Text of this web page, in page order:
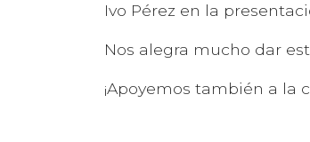
Ivo Pérez en la
Nos alegra mucho dar
¡Apoyemos también a la